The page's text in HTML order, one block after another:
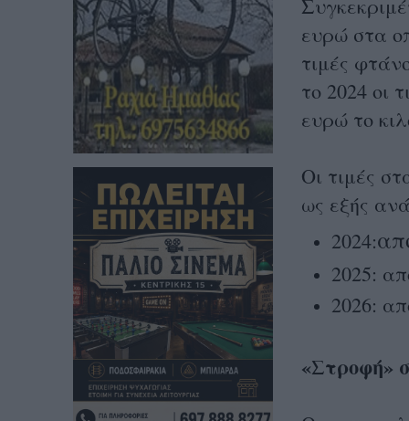
ευρώ στα
τιμές
το 2024 οι
ευρώ το
Οι τιμές
ως εξής
2024:
2025:
2026:
«Στροφή»